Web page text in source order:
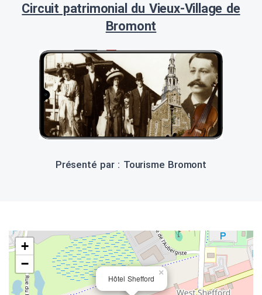
Circuit patrimonial du Vieux-Village de
Bromont
Présenté par : Tourisme Bromont
Hôtel Shefford
×
+
−